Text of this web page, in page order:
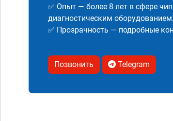
✅ Опыт — более 8 лет в сфере
диагностическим
✅ Прозрачность — подробные
Позвонить Telegram